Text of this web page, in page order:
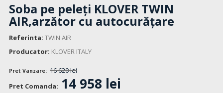
Soba pe peleți KLOVER TWIN
AIR,arzător cu autocurățare
Referinta: TWIN AIR
Producator: KLOVER ITALY
Pret Vanzare: 16 620 lei
Pret Comanda: 14 958 lei